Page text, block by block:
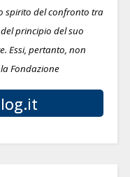
spirito del confronto tra
principio del suo
Essi, pertanto, non
Fondazione